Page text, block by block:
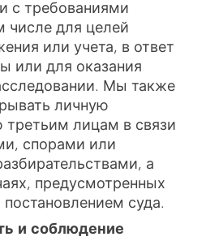
с требованиями
числе для целей
или учета, в ответ
или для оказания
Мы также
личную
лицам в связи
спорами или
а
предусмотренных
суда.
и соблюдение